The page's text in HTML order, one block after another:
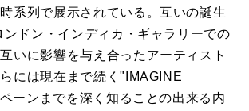
系列で展示されている。互いの誕生
ドン・インディカ・ギャラリーでの
いに影響を与え合ったアーティスト
には現在まで続く"IMAGINE
ーンまでを深く知ることの出来る内